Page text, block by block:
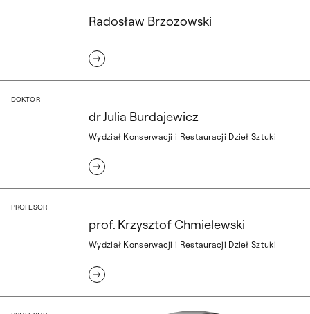
Radosław Brzozowski
dr Julia Burdajewicz
DOKTOR
dr Julia Burdajewicz
Wydział Konserwacji i Restauracji Dzieł Sztuki
prof. Krzysztof Chmielewski
PROFESOR
prof. Krzysztof Chmielewski
Wydział Konserwacji i Restauracji Dzieł Sztuki